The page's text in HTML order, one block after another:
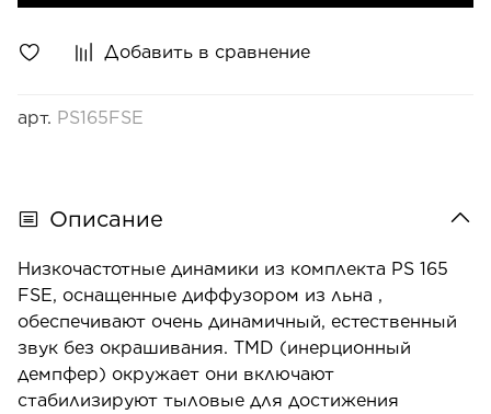
Добавить в сравнение
арт. PS165FSE
Описание
Низкочастотные динамики из комплекта PS 165
FSE, оснащенные диффузором из льна ,
обеспечивают очень динамичный, естественный
звук без окрашивания. TMD (инерционный
демпфер) окружает они включают
стабилизируют тыловые для достижения